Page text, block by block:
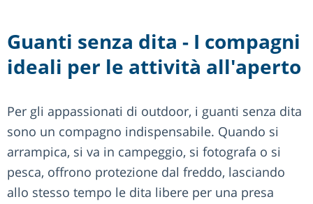
Guanti senza dita - I compagni
ideali per le attività all'aperto
Per gli appassionati di outdoor, i guanti senza dita
sono un compagno indispensabile. Quando si
arrampica, si va in campeggio, si fotografa o si
pesca, offrono protezione dal freddo, lasciando
allo stesso tempo le dita libere per una presa